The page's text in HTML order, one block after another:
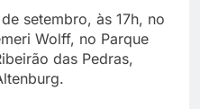
setembro, às 17h, no
Wolff, no Parque
das Pedras,